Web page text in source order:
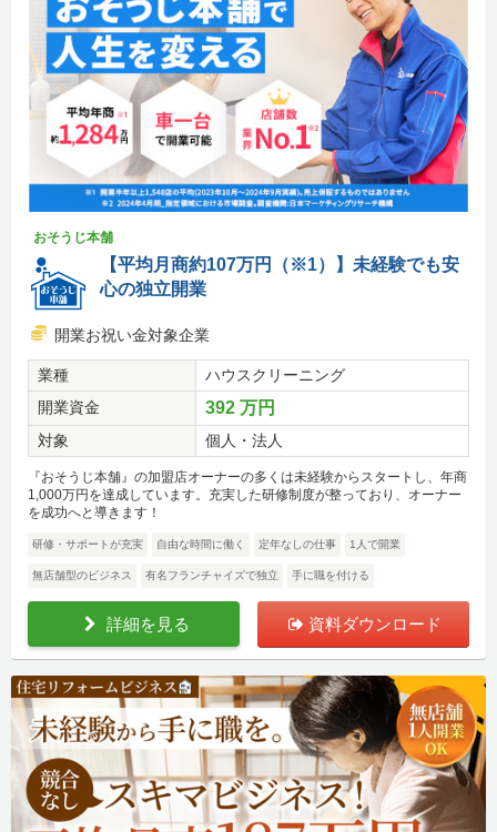
おそうじ本舗
【平均月商約107万円（※1）】未経験でも安
心の独立開業
開業お祝い金対象企業
業種
ハウスクリーニング
開業資金
392 万円
対象 個人・法人
『おそうじ本舗』の加盟店オーナーの多くは未経験からスタートし、年商
1,000万円を達成しています。充実した研修制度が整っており、オーナー
を成功へと導きます！
研修・サポートが充実 自由な時間に働く 定年なしの仕事 1人で開業
無店舗型のビジネス 有名フランチャイズで独立 手に職を付ける
詳細を見る 資料ダウンロード